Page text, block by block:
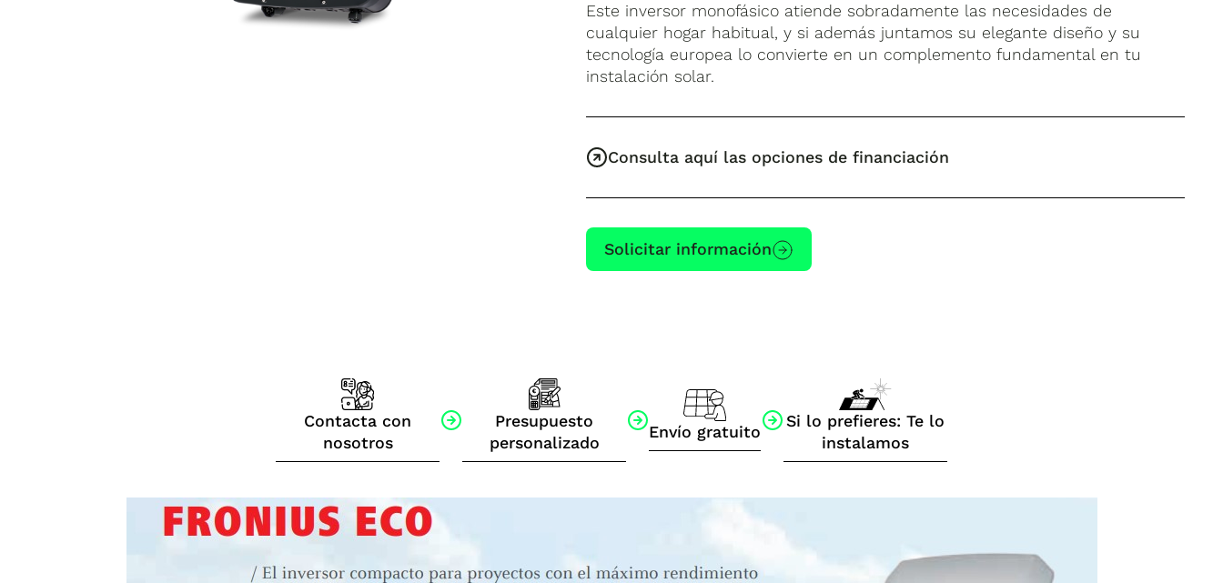
Este inversor monofásico atiende sobradamente las necesidades de
cualquier hogar habitual, y si además juntamos su elegante diseño y su
tecnología europea lo convierte en un complemento fundamental en tu
instalación solar.
Consulta aquí las opciones de financiación
Solicitar información
Contacta con
nosotros
Presupuesto
personalizado
Envío gratuito
Si lo prefieres: Te lo
instalamos